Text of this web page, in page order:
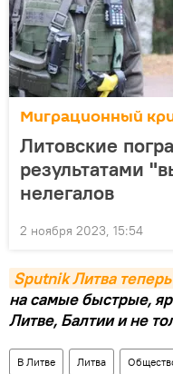
Миграционный
Литовские
результатами
нелегалов
2 ноября 2023, 15:54
Sputnik Литва
на самые быстрые,
Литве, Балтии и не
В Литве Литва